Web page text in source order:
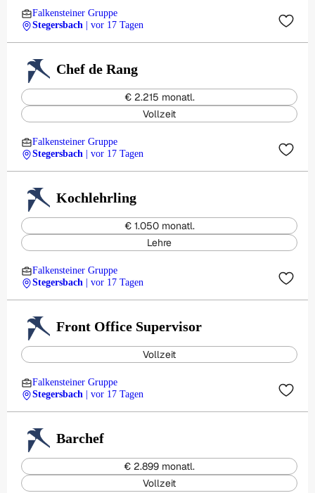
Falkensteiner Gruppe
Stegersbach
| vor 17 Tagen
Chef de Rang
€ 2.215 monatl.
Vollzeit
Falkensteiner Gruppe
Stegersbach
| vor 17 Tagen
Kochlehrling
€ 1.050 monatl.
Lehre
Falkensteiner Gruppe
Stegersbach
| vor 17 Tagen
Front Office Supervisor
Vollzeit
Falkensteiner Gruppe
Stegersbach
| vor 17 Tagen
Barchef
€ 2.899 monatl.
Vollzeit